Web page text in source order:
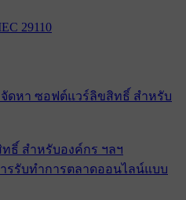
ธิ์ สำหรับองค์กร ฯลฯ